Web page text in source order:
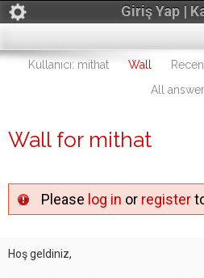
Giriş Yap |
Kullanıcı: mithat Wall
All
Wall for mithat
Please log in or register
Hoş geldiniz,